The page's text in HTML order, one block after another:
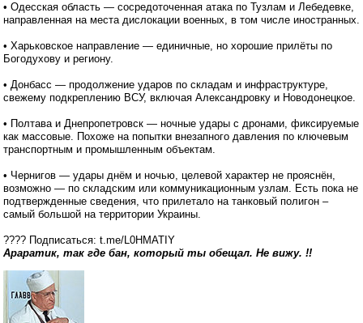
• Одесская область — сосредоточенная атака по Тузлам и Лебедевке,
направленная на места дислокации военных, в том числе иностранных.
• Харьковское направление — единичные, но хорошие прилёты по
Богодухову и региону.
• Донбасс — продолжение ударов по складам и инфраструктуре,
свежему подкреплению ВСУ, включая Александровку и Новодонецкое.
• Полтава и Днепропетровск — ночные удары с дронами, фиксируемые
как массовые. Похоже на попытки внезапного давления по ключевым
транспортным и промышленным объектам.
• Чернигов — удары днём и ночью, целевой характер не прояснён,
возможно — по складским или коммуникационным узлам. Есть пока не
подтвержденные сведения, что прилетало на танковый полигон –
самый большой на территории Украины.
???? Подписаться: t.me/L0HMATIY
Араратик, так где бан, который ты обещал. Не вижу. !!